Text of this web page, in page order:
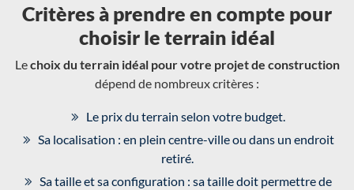
Critères à prendre en compte pour
choisir le terrain idéal
Lechoix du terrain idéal pour votre projet de construction
dépend de nombreux critères :
Le prix du terrain selon votre budget.
Sa localisation : en plein centre-ville ou dans un endroit
retiré.
Sa taille et sa configuration : sa taille doit permettre de